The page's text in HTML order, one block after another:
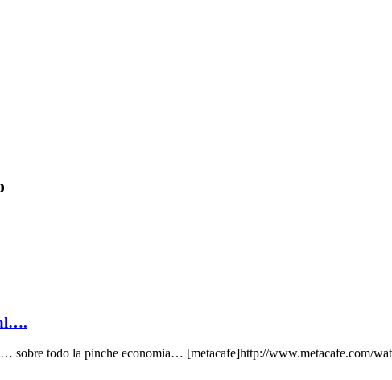
sobre todo la pinche economia… [metacafe]http://www.metacafe.com/